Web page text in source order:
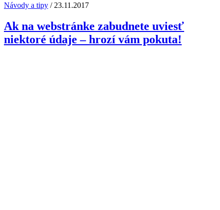
Návody a tipy / 23.11.2017
Ak na webstránke zabudnete uviesť
niektoré údaje – hrozí vám pokuta!